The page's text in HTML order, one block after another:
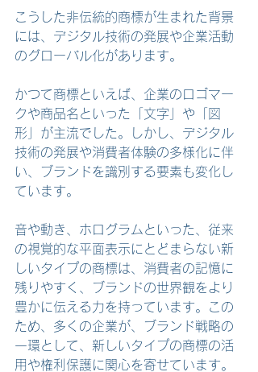
こうした非伝統的商標が生まれた背景
には、デジタル技術の発展や企業活動
のグローバル化があります。
かつて商標といえば、企業のロゴマー
クや商品名といった「文字」や「図
形」が主流でした。しかし、デジタル
技術の発展や消費者体験の多様化に伴
い、ブランドを識別する要素も変化し
ています。
音や動き、ホログラムといった、従来
の視覚的な平面表示にとどまらない新
しいタイプの商標は、消費者の記憶に
残りやすく、ブランドの世界観をより
豊かに伝える力を持っています。この
ため、多くの企業が、ブランド戦略の
一環として、新しいタイプの商標の活
用や権利保護に関心を寄せています。